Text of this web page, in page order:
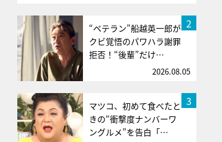
2
“ベテラン”船越英一郎が
クビ覚悟のパワハラ謝罪
拒否！“後輩”だけ…
2026.08.05
3
マツコ、初めて食べたと
きの“衝撃度ナンバーワ
ングルメ”を告白「…